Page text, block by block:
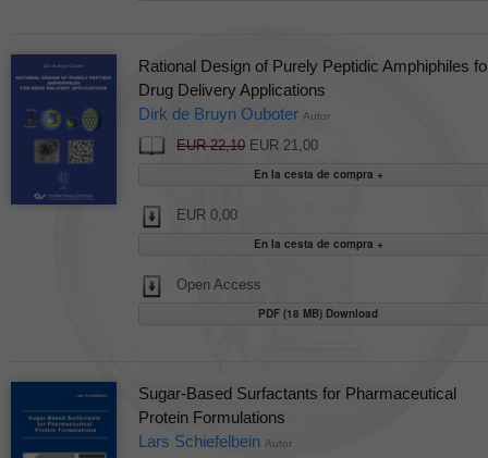
Rational Design of Purely Peptidic Amphiphiles
Drug Delivery Applications
Dirk de Bruyn Ouboter Autor
EUR 22,10EUR 21,00
EUR 0,00
Open Access
PDF (18 MB) Download
Sugar-Based Surfactants for Pharmaceutical
Protein Formulations
Lars Schiefelbein Autor